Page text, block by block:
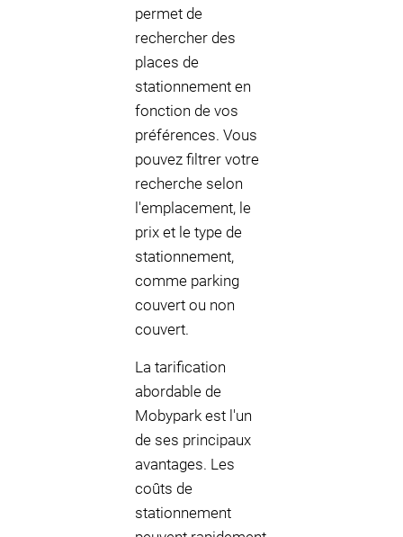
permet de
rechercher des
places de
stationnement en
fonction de vos
préférences. Vous
pouvez filtrer votre
recherche selon
l'emplacement, le
prix et le type de
stationnement,
comme parking
couvert ou non
couvert.
La tarification
abordable de
Mobypark est l'un
de ses principaux
avantages. Les
coûts de
stationnement